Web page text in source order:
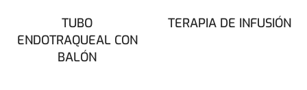
TUBO
ENDOTRAQUEAL CON
BALÓN
TERAPIA DE INFUSIÓN